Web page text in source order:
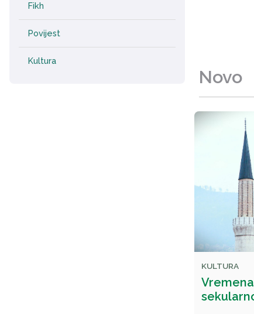
Fikh
Povijest
Kultura
Novo
KULTURA